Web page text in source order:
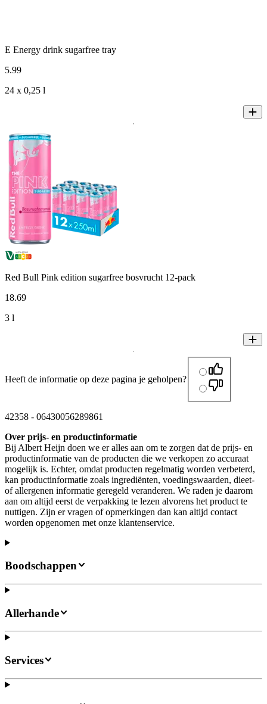
E Energy drink sugarfree tray
5.99
24 x 0,25 l
Red Bull Pink edition sugarfree bosvrucht 12-pack
18.69
3 l
Heeft de informatie op deze pagina je geholpen?
42358 - 06430056289861
Over prijs- en productinformatie
Bij Albert Heijn doen we er alles aan om te zorgen dat de prijs- en
productinformatie van de producten die we verkopen zo accuraat
mogelijk is. Echter, omdat producten regelmatig worden verbeterd,
kan productinformatie zoals ingrediënten, voedingswaarden, dieet-
of allergenen informatie geregeld veranderen. We raden je daarom
aan om altijd eerst de verpakking te lezen alvorens het product te
nuttigen. Zijn er vragen of opmerkingen dan kan altijd contact
worden opgenomen met onze klantenservice.
Boodschappen
Allerhande
Services